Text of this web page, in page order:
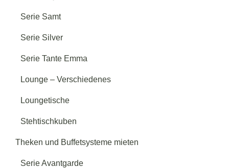
Serie Samt
Serie Silver
Serie Tante Emma
Lounge – Verschiedenes
Loungetische
Stehtischkuben
Theken und Buffetsysteme mieten
Serie Avantgarde